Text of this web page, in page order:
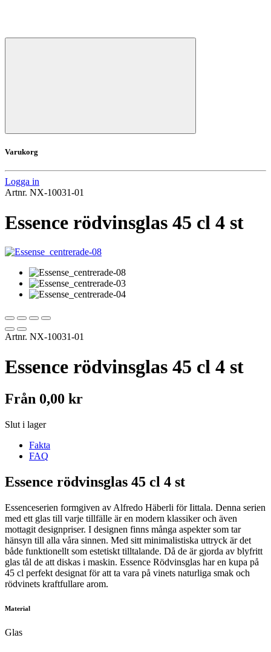
Varukorg
Logga in
Artnr. NX-10031-01
Essence rödvinsglas 45 cl 4 st
Artnr. NX-10031-01
Essence rödvinsglas 45 cl 4 st
Från 0,00 kr
Slut i lager
Fakta
FAQ
Essence rödvinsglas 45 cl 4 st
Essenceserien formgiven av Alfredo Häberli för Iittala. Denna serien
med ett glas till varje tillfälle är en modern klassiker och även
mottagit designpriser. I designen finns många aspekter som tar
hänsyn till alla våra sinnen. Med sitt minimalistiska uttryck är det
både funktionellt som estetiskt tilltalande. Då de är gjorda av blyfritt
glas tål de att diskas i maskin. Essence Rödvinsglas har en kupa på
45 cl perfekt designat för att ta vara på vinets naturliga smak och
rödvinets kraftfullare arom.
Material
Glas